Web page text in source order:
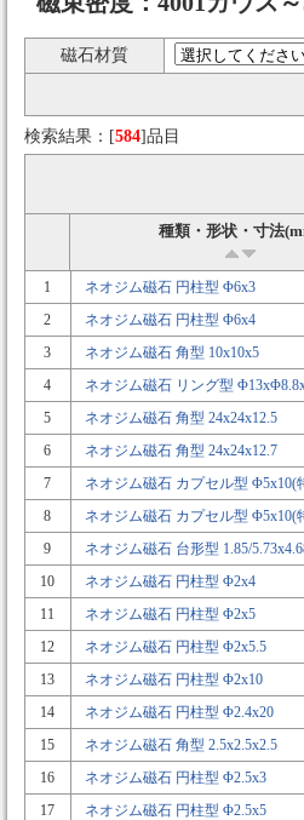
磁石材質
検索結果：[584]品目
種類・形状・寸法
1 ネオジム磁石 円柱型 Φ6x3
2
ネオジム磁石 円柱型 Φ6x4
3
ネオジム磁石 角型 10x10x5
4
ネオジム磁石 リング型
5
ネオジム磁石 角型 24x24x12.5
6
ネオジム磁石 角型 24x24x12.7
7
ネオジム磁石 カプセル型 Φ5x10(
8
ネオジム磁石 カプセル型 Φ5x10(
9
ネオジム磁石 台形型 1.85/
10
ネオジム磁石 円柱型 Φ2x4
11
ネオジム磁石 円柱型 Φ2x5
12
ネオジム磁石 円柱型 Φ2x5.5
13
ネオジム磁石 円柱型 Φ2x10
14
ネオジム磁石 円柱型 Φ2.4x20
15
ネオジム磁石 角型 2.5x2.5x2.5
16
ネオジム磁石 円柱型 Φ2.5x3
17
ネオジム磁石 円柱型 Φ2.5x5